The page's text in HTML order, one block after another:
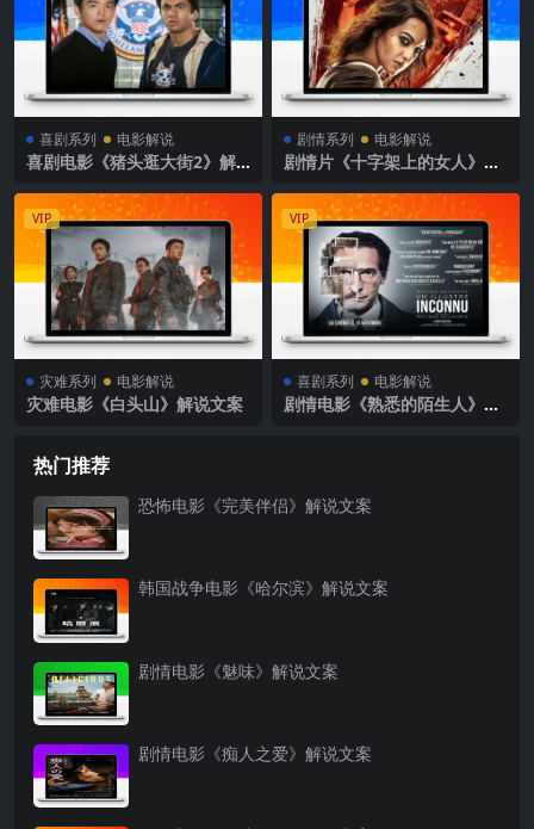
喜剧系列 电影解说
喜剧电影《猪头逛大街2》解
剧情系列 电影解说
剧情片《十字架上的女人》影
VIP
灾难系列 电影解说
灾难电影《白头山》解说文案
VIP
喜剧系列 电影解说
剧情电影《熟悉的陌生人》解
热门推荐
恐怖电影《完美伴侣》解说文案
韩国战争电影《哈尔滨》解说文案
剧情电影《魅味》解说文案
剧情电影《痴人之爱》解说文案